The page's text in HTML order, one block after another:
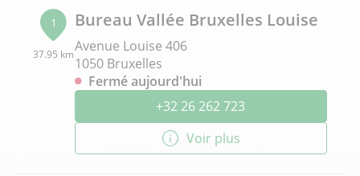
1
37.95 km
Bureau Vallée Bruxelles Louise
Avenue Louise 406
1050 Bruxelles
Fermé aujourd'hui
+32 26 262 723
Voir plus